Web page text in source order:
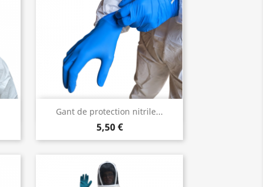
Gant de protection nitrile...
5,50 €
Aperçu rapide